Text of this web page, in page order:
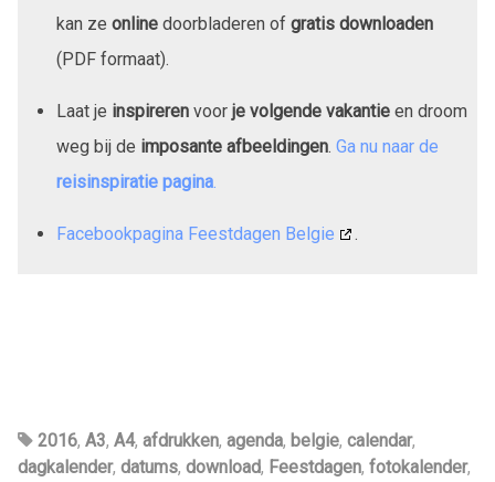
kan ze online doorbladeren of gratis downloaden
(PDF formaat).
Laat je inspireren voor je volgende vakantie en droom
weg bij de imposante afbeeldingen. Ga nu naar de
reisinspiratie pagina.
Facebookpagina Feestdagen Belgie .
2016, A3, A4, afdrukken, agenda, belgie, calendar,
dagkalender, datums, download, Feestdagen, fotokalender,